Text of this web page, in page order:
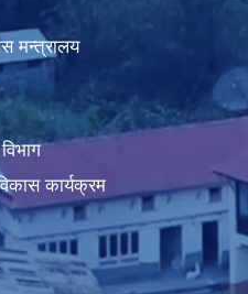
मन्त्रालय
कार्यक्रम